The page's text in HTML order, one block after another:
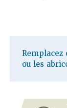
Remplacez
ou les